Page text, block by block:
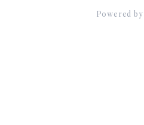
Powered